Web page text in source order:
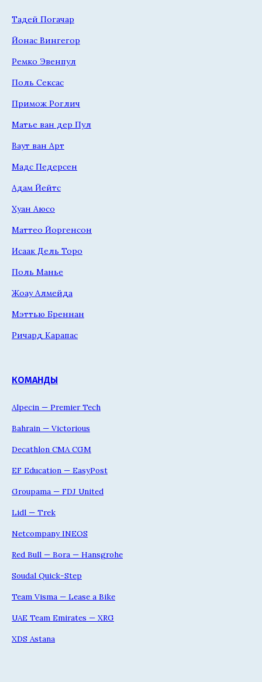
Тадей Погачар
Йонас Вингегор
Ремко Эвенпул
Поль Сексас
Примож Роглич
Матье ван дер Пул
Ваут ван Арт
Мадс Педерсен
Адам Йейтс
Хуан Аюсо
Маттео Йоргенсон
Исаак Дель Торо
Поль Манье
Жоау Алмейда
Мэттью Бреннан
Ричард Карапас
КОМАНДЫ
Alpecin — Premier Tech
Bahrain — Victorious
Decathlon CMA CGM
EF Education — EasyPost
Groupama — FDJ United
Lidl — Trek
Netcompany INEOS
Red Bull — Bora — Hansgrohe
Soudal Quick-Step
Team Visma — Lease a Bike
UAE Team Emirates — XRG
XDS Astana